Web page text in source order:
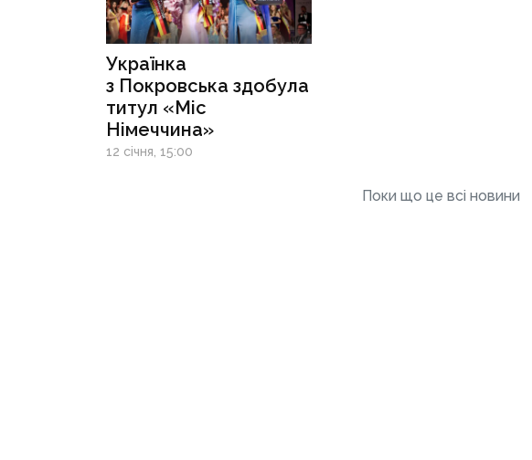
Українка
з Покровська здобула
титул «Міс
Німеччина»
12 січня, 15:00
Поки що це всі новини